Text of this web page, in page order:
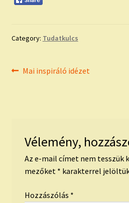
Category: Tudatkulcs
Bejegyzés
Previous
Mai inspiráló idézet
Vélemény,
Az e-mail címet nem tesszük
mezőket * karakterrel
Hozzászólás *